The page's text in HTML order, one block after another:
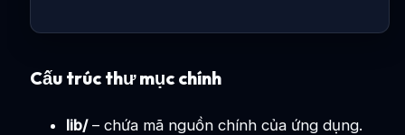
Cấu trúc thư mục chính
lib/– chứa mã nguồn chính của ứng dụng.